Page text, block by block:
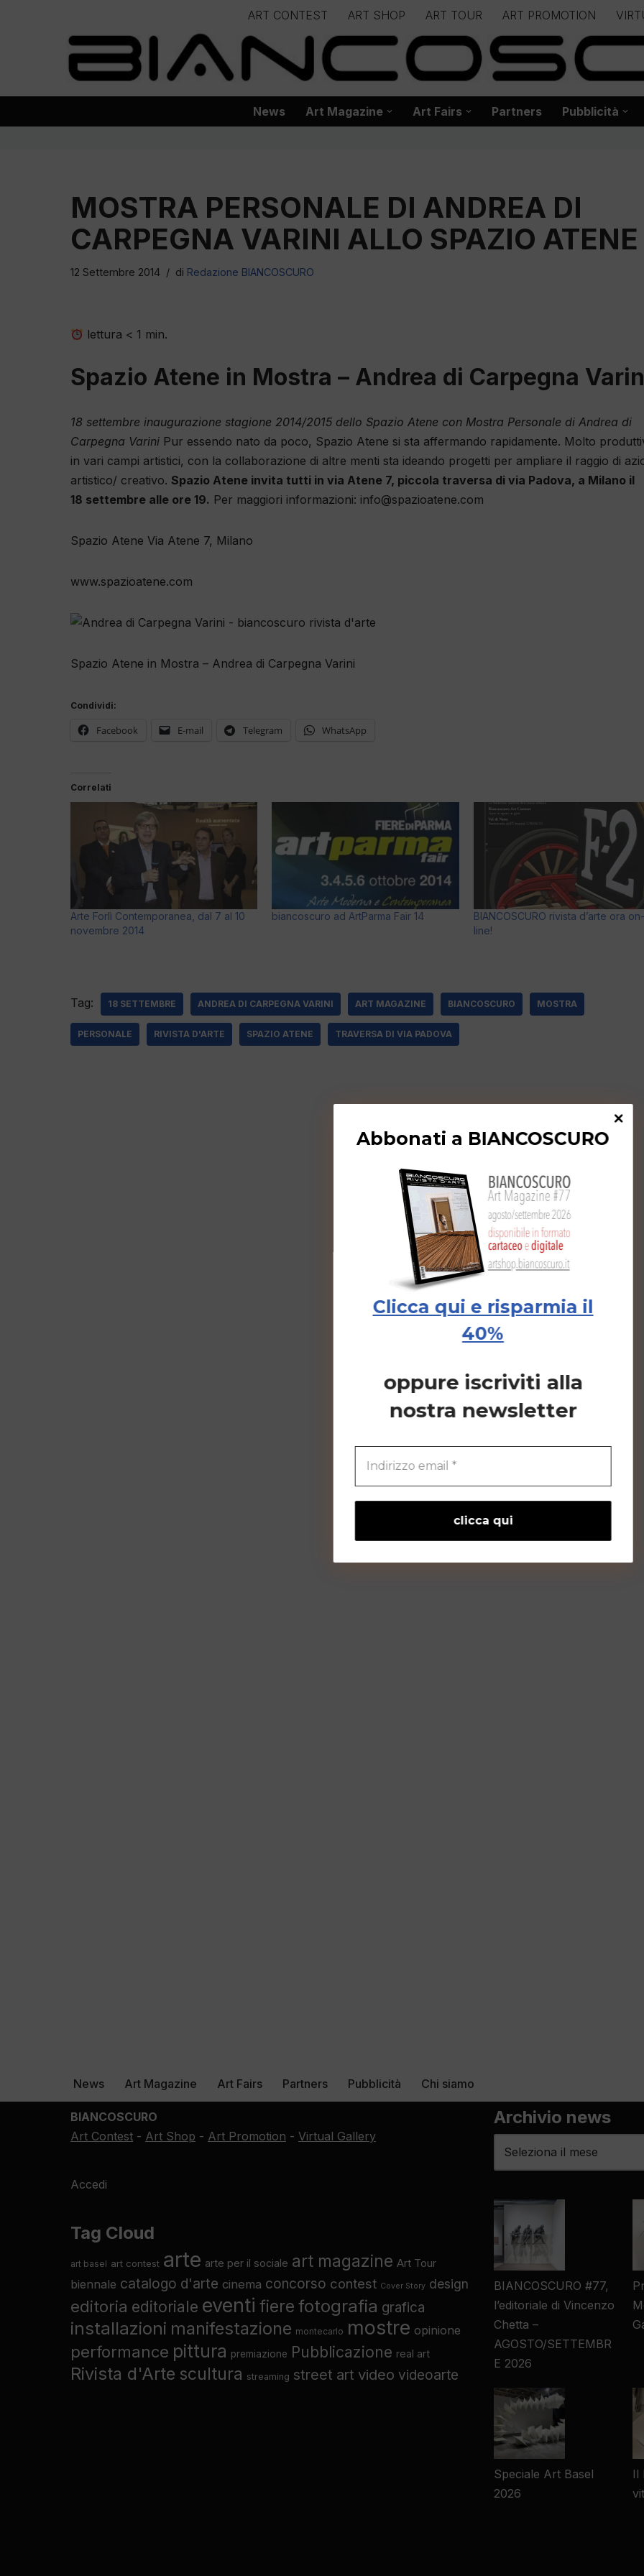
ART CONTEST ART SHOP ART TOUR ART PROMOTION
– – – – – – – – – – – – – – – www.biancoscuro.it – – – – – – – – – – – –
– – – – – – – – – – – – – – – Progetto BIANCOSCURO – Editoria – Spazi Espositivi – Concorsi
News Art Magazine Art Fairs Partners Pubblicità
MOSTRA PERSONALE DI ANDREA DI
CARPEGNA VARINI ALLO SPAZIO ATENE
12 Settembre 2014 di Redazione BIANCOSCURO
lettura < 1 min.
Spazio Atene in Mostra – Andrea di Carpegna
18 settembre inaugurazione stagione 2014/2015 dello Spazio Atene con Mostra Personale di Andrea di
Carpegna Varini Pur essendo nato da poco, Spazio Atene si sta affermando rapidamente. Molto
in vari campi artistici, con la collaborazione di altre menti sta ideando progetti per ampliare il raggio di
artistico/ creativo. Spazio Atene invita tutti in via Atene 7, piccola traversa di via Padova, a Milano il
18 settembre alle ore 19. Per maggiori informazioni: info@spazioatene.com
Spazio Atene Via Atene 7, Milano
www.spazioatene.com
Spazio Atene in Mostra – Andrea di Carpegna Varini
Abbonati a BIANCOSCURO
Clicca qui e risparmia il
40%
oppure iscriviti alla
nostra newsletter
Condividi:
Facebook E-mail Telegram WhatsApp
Correlati
Arte Forlì Contemporanea, dal 7 al 10
novembre 2014
biancoscuro ad ArtParma Fair 14
BIANCOSCURO rivista d’arte ora on-
line!
Tag: 18 SETTEMBRE ANDREA DI CARPEGNA VARINI ART MAGAZINE BIANCOSCURO MOSTRA
PERSONALE RIVISTA D'ARTE SPAZIO ATENE TRAVERSA DI VIA PADOVA
News Art Magazine Art Fairs Partners Pubblicità Chi siamo
BIANCOSCURO
Art Contest - Art Shop - Art Promotion - Virtual Gallery
Accedi
Tag Cloud
art basel art contest arte arte per il sociale art magazine Art Tour
biennale catalogo d'arte cinema concorso contest Cover Story design
editoria editoriale eventi fiere fotografia grafica
installazioni manifestazione montecarlo mostre opinione
performance pittura premiazione Pubblicazione real art
Rivista d'Arte scultura streaming street art video videoarte
Archivio news
BIANCOSCURO #77,
l’editoriale di Vincenzo
Chetta –
AGOSTO/SETTEMBR
E 2026
Speciale Art Basel
2026
Il